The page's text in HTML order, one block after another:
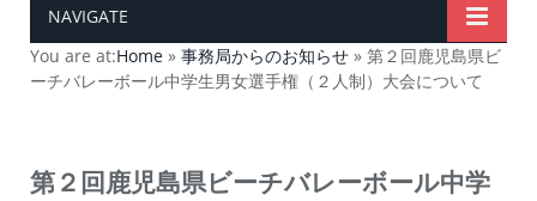
NAVIGATE
You are at:Home » 事務局からのお知らせ » 第２回鹿児島県ビ
ーチバレーボール中学生男女選手権（２人制）大会について
第２回鹿児島県ビーチバレーボール中学